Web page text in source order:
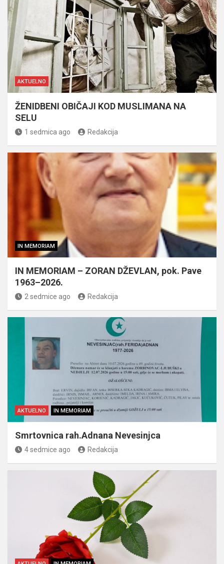
AKTUELNO
ŽENIDBENI OBIČAJI KOD MUSLIMANA NA
SELU
1 sedmica ago Redakcija
IN MEMORIAM
IN MEMORIAM – ZORAN DŽEVLAN, pok. Pave
1963–2026.
2 sedmice ago Redakcija
AKTUELNO IN MEMORIAM
Smrtovnica rah.Adnana Nevesinjca
4 sedmice ago Redakcija